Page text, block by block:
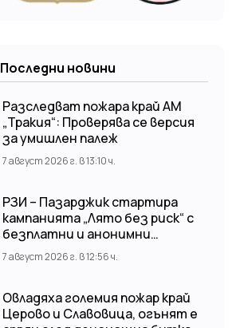
Последни новини
Разследват пожара край АМ
„Тракия“: Проверява се версия
за умишлен палеж
7 август 2026 г. в 13:10 ч.
РЗИ – Пазарджик стартира
кампанията „Лято без риск“ с
безплатни и анонимни
изследвания за ХИВ
7 август 2026 г. в 12:56 ч.
Овладяха големия пожар край
Церово и Славовица, огънят е